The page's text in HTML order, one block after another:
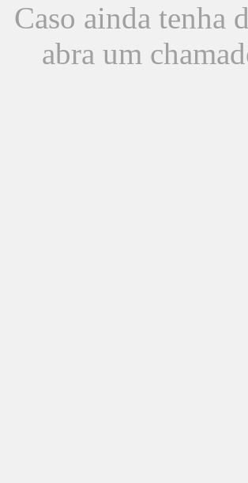
Caso ainda tenha
abra um